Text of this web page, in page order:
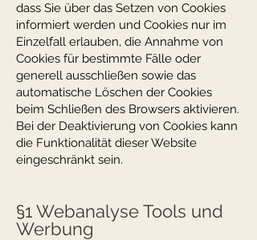
dass Sie über das Setzen von Cookies
informiert werden und Cookies nur im
Einzelfall erlauben, die Annahme von
Cookies für bestimmte Fälle oder
generell ausschließen sowie das
automatische Löschen der Cookies
beim Schließen des Browsers aktivieren.
Bei der Deaktivierung von Cookies kann
die Funktionalität dieser Website
eingeschränkt sein.
§1 Webanalyse Tools und
Werbung